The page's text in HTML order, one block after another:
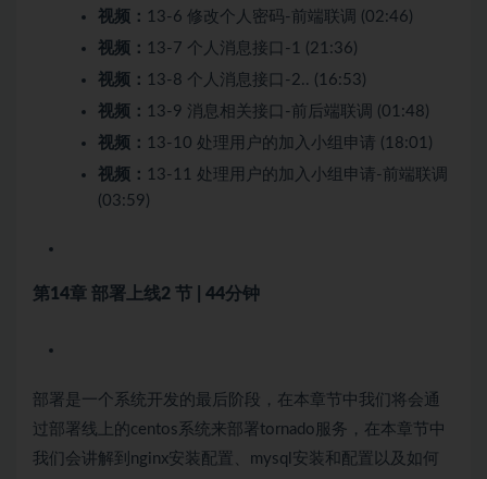
视频： 13-6 修改个人密码-前端联调 (02:46)
视频： 13-7 个人消息接口-1 (21:36)
视频： 13-8 个人消息接口-2.. (16:53)
视频： 13-9 消息相关接口-前后端联调 (01:48)
视频： 13-10 处理用户的加入小组申请 (18:01)
视频： 13-11 处理用户的加入小组申请-前端联调
(03:59)
第14章 部署上线2 节 | 44分钟
部署是一个系统开发的最后阶段，在本章节中我们将会通
过部署线上的centos系统来部署tornado服务，在本章节中
我们会讲解到nginx安装配置、mysql安装和配置以及如何